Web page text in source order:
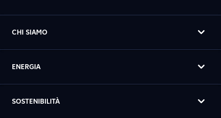
CHI SIAMO
ENERGIA
SOSTENIBILITÀ